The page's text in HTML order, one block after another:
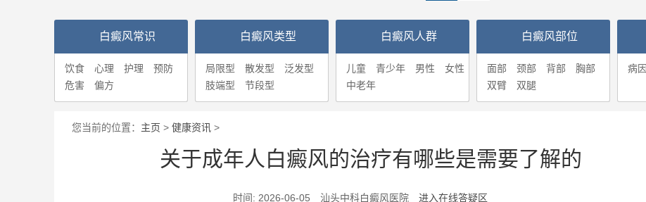
白癜风常识
饮食 心理 护理
预防
危害
偏方
白癜风类型
局限型 散发型
泛发型
肢端型
节段型
白癜风人群
儿童 青少年 男性
女性
中老年
白癜风部位
面部 颈部 背部
胸部
双臂
双腿
病因
您当前的位置： 主页 > 健康资讯 >
关于成年人白癜风的治疗有哪些是需要了解的
时间: 2026-06-05 汕头中科白癜风医院 进入在线答疑区